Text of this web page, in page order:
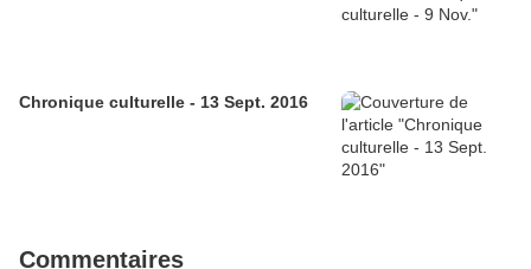
Chronique culturelle - 13 Sept. 2016
Commentaires